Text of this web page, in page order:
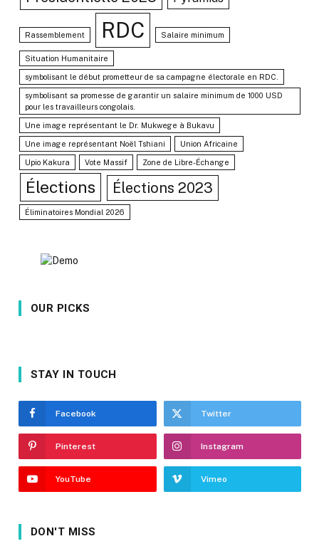
Rassemblement RDC Salaire minimum
Situation Humanitaire
symbolisant le début prometteur de sa campagne électorale en RDC.
symbolisant sa promesse de garantir un salaire minimum de 1000 USD
pour les travailleurs congolais.
Une image représentant le Dr. Mukwege à Bukavu
Une image représentant Noël Tshiani Union Africaine
Upio Kakura Vote Massif Zone de Libre-Échange
Élections Élections 2023
Éliminatoires Mondial 2026
OUR PICKS
STAY IN TOUCH
Facebook Twitter
Pinterest Instagram
YouTube Vimeo
DON'T MISS